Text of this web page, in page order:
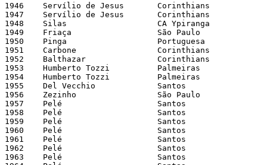
1946 	Servílio de Jesus	Corinthians 		19 	FPF
1947 	Servílio de Jesus	Corinthians 		20 	FPF
1948 	Silas 			CA Ypiranga 		19 	FPF
1949 	Friaça 			São Paulo 		24 	FPF
1950 	Pinga 			Portuguesa 		22 	FPF
1951 	Carbone 		Corinthians 		30 	FPF
1952 	Balthazar 		Corinthians 		27 	FPF
1953 	Humberto Tozzi 		Palmeiras 		22 	FPF
1954 	Humberto Tozzi 		Palmeiras 		36 	FPF
1955 	Del Vecchio 		Santos 			23 	FPF
1956	Zezinho 		São Paulo 		18 	FPF
1957 	Pelé 			Santos 			17 	FPF
1958 	Pelé 			Santos 			58 	FPF
1959 	Pelé 			Santos 			45 	FPF
1960 	Pelé 			Santos 			33 	FPF
1961 	Pelé 			Santos 			47 	FPF
1962 	Pelé 			Santos 			37 	FPF
1963 	Pelé 			Santos 			22 	FPF